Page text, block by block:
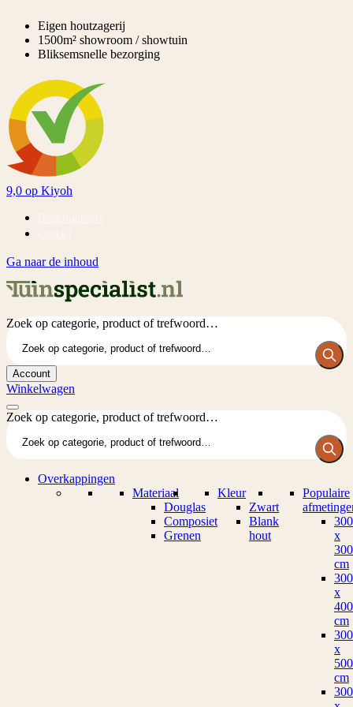
Eigen houtzagerij
1500m² showroom / showtuin
Bliksemsnelle bezorging
9,0 op Kiyoh
Ga naar de inhoud
Zoek op categorie, product of trefwoord…
Account
Winkelwagen
Zoek op categorie, product of trefwoord…
Overkappingen
Materiaal
Douglas
Composiet
Grenen
Kleur
Zwart
Blank
hout
Populaire
300
x
300
cm
300
x
400
cm
300
x
500
cm
300